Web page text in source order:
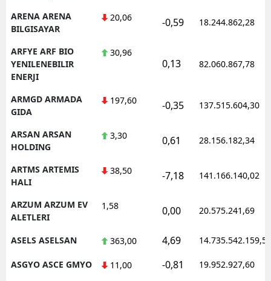
ARENA ARENA
BILGISAYAR
20,06 -0,59 18.244.862,28
ARFYE ARF BIO
YENILENEBILIR
ENERJI
30,96
0,13 82.060.867,78
ARMGD ARMADA
GIDA
197,60 -0,35 137.515.604,30
ARSAN ARSAN
HOLDING
3,30 0,61 28.156.182,34
ARTMS ARTEMIS
HALI
38,50 -7,18 141.166.140,02
ARZUM ARZUM EV
ALETLERI
1,58 0,00 20.575.241,69
ASELS ASELSAN 363,00 4,69 14.735.542.159,50
ASGYO ASCE GMYO 11,00 -0,81 19.952.927,60